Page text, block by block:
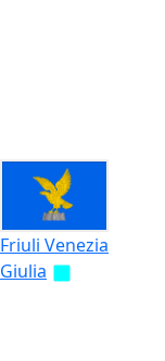
Friuli Venezia
Giulia